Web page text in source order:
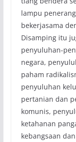
lampu
bekerjasama
Disamping itu
penyuluhan-
negara,
paham
penyuluhan
pertanian dan
komunis,
ketahanan
kebangsaan